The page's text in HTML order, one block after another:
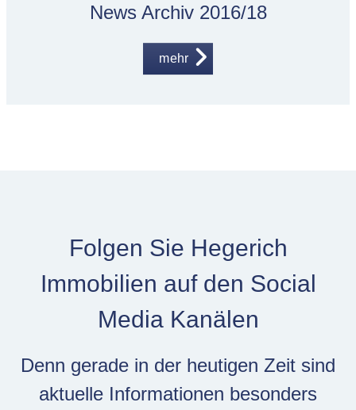
News Archiv 2016/18
mehr
Folgen Sie Hegerich
Immobilien auf den Social
Media Kanälen
Denn gerade in der heutigen Zeit sind
aktuelle Informationen besonders